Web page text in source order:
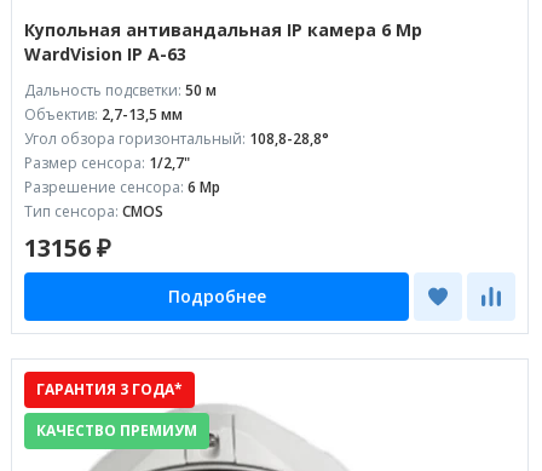
Купольная антивандальная IP камера 6 Mp
WardVision IP A-63
Дальность подсветки: 50 м
Объектив: 2,7-13,5 мм
Угол обзора горизонтальный: 108,8-28,8°
Размер сенсора: 1/2,7"
Разрешение сенсора: 6 Mp
Тип сенсора: CMOS
13156 ₽
Подробнее
ГАРАНТИЯ 3 ГОДА*
КАЧЕСТВО ПРЕМИУМ